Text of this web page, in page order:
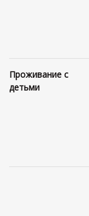
Проживание с
детьми